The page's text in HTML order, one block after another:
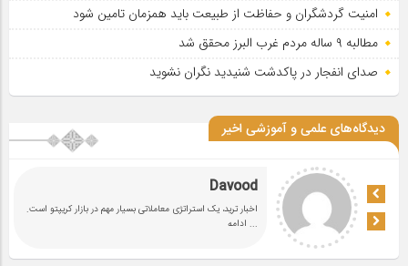
امنیت گردشگران و حفاظت از طبیعت باید همزمان تامین شود
مطالبه ۹ ساله مردم غرب البرز محقق شد
صدای انفجار در پاکدشت شنیدید نگران نشوید
دیدگاه‌های علمی و آموزشی اخیر
Davood
اخبار ترید، یک استراتژی معاملاتی بسیار مهم در بازار کریپتو است.
... ادامه